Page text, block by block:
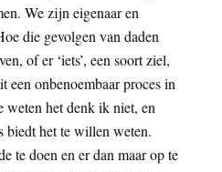
We zijn eigenaar en
die gevolgen van daden
of er ‘iets’, een soort ziel,
een onbenoembaar proces in
weten het denk ik niet, en
biedt het te willen weten.
te doen en er dan maar op te